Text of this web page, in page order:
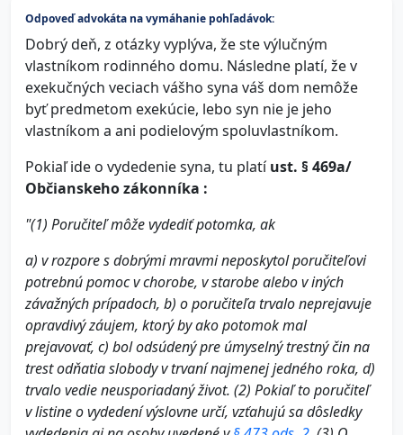
Odpoveď advokáta na vymáhanie pohľadávok:
Dobrý deň, z otázky vyplýva, že ste výlučným
vlastníkom rodinného domu. Následne platí, že v
exekučných veciach vášho syna váš dom nemôže
byť predmetom exekúcie, lebo syn nie je jeho
vlastníkom a ani podielovým spoluvlastníkom.
Pokiaľ ide o vydedenie syna, tu platíust. § 469a/
Občianskeho zákonníka :
"(1) Poručiteľ môže vydediť potomka, ak
a) v rozpore s dobrými mravmi neposkytol poručiteľovi
potrebnú pomoc v chorobe, v starobe alebo v iných
závažných prípadoch, b) o poručiteľa trvalo neprejavuje
opravdivý záujem, ktorý by ako potomok mal
prejavovať, c) bol odsúdený pre úmyselný trestný čin na
trest odňatia slobody v trvaní najmenej jedného roka, d)
trvalo vedie neusporiadaný život. (2) Pokiaľ to poručiteľ
v listine o vydedení výslovne určí, vzťahujú sa dôsledky